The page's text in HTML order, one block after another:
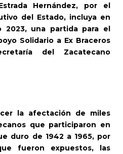
Hernández, por el
del Estado, incluya en
2023, una partida para el
Solidario a Ex Braceros
del Zacatecano
la afectación de miles
que participaron en
duro de 1942 a 1965, por
fueron expuestos, las